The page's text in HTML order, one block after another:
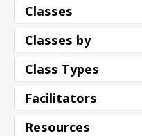
Classes
Classes by
Class Types
Facilitators
Resources